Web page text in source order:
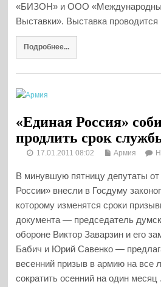
«БИЗОН» и ООО
Выставки». Выставка проводится
Подробнее...
«Единая Роcсия»
продлить срок
17.01.2011 08:02 Армия
В минувшую пятницу депутаты
России» внесли в Госдуму
которому изменятся сроки
документа — председатель
обороне Виктор Заварзин и его
Бабич и Юрий Савенко —
весенний призыв в армию на все
сократить осенний на один месяц